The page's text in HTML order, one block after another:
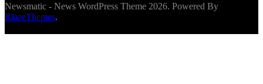
Newsmatic - News WordPress Theme 2026. Powered By
BlazeThemes.